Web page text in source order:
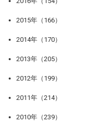
2015年（166）
2014年（170）
2013年（205）
2012年（199）
2011年（214）
2010年（239）